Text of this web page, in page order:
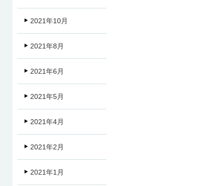
2021年10月
2021年8月
2021年6月
2021年5月
2021年4月
2021年2月
2021年1月